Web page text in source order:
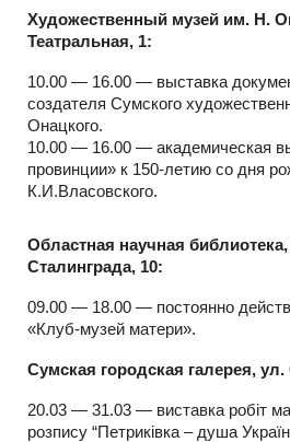
Художественный музей им. Н.
Театральная, 1:
10.00 — 16.00 — выставка
создателя Сумского
Онацкого.
10.00 — 16.00 — академическая
провинции» к 150-летию со дня
К.И.Власовского.
Областная научная
Сталинграда, 10:
09.00 — 18.00 — постоянно
«Клуб-музей матери».
Сумская городская галерея,
20.03 — 31.03 — виставка робіт
розпису “Петриківка – душа